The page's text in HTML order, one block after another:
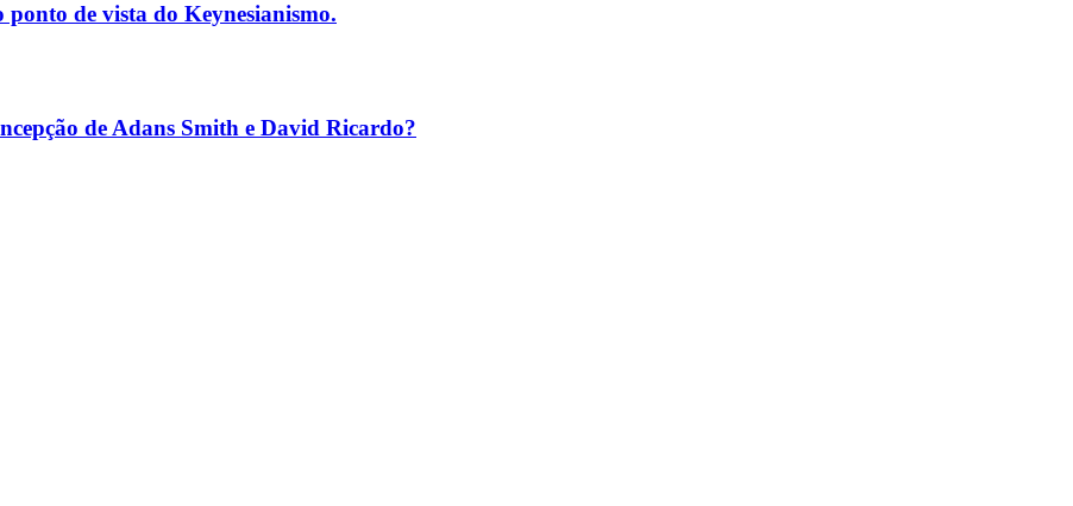
de vista do Keynesianismo.
de Adans Smith e David Ricardo?